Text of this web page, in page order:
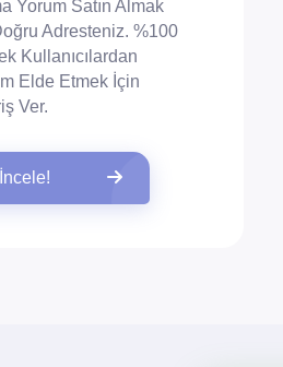
Yorum Satın Almak
Adresteniz. %100
Kullanıcılardan
Elde Etmek İçin
Ver.